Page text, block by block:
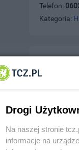
Telefon:
Kategoria:
ul. Wojska
Drogi
Na naszej stronie
informacje na